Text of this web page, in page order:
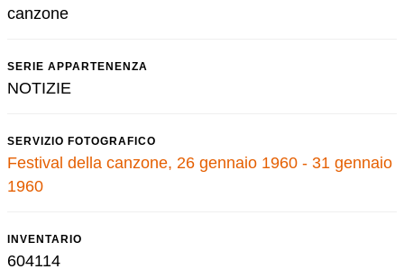
canzone
SERIE APPARTENENZA
NOTIZIE
SERVIZIO FOTOGRAFICO
Festival della canzone, 26 gennaio 1960 - 31 gennaio
1960
INVENTARIO
604114